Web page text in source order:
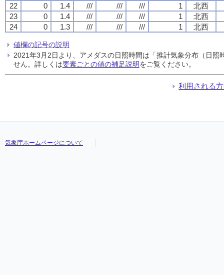
22
0 1.4 /// /// /// 1
北西
23
0 1.4 /// /// /// 1
北西
24
0 1.3 /// /// /// 1 北西
値欄の記号の説明
2021年3月2日より、アメダスの日照時間は「推計気象分布（日
せん。詳しくは要素ごとの値の補足説明をご覧ください。
利用される
気象庁ホームページについて